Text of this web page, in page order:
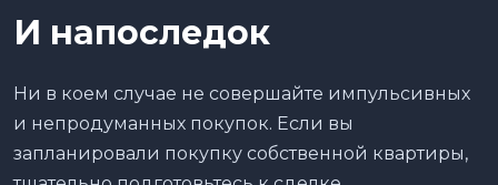
И напоследок
Ни в коем случае не совершайте импульсивных
и непродуманных покупок. Если вы
запланировали покупку собственной квартиры,